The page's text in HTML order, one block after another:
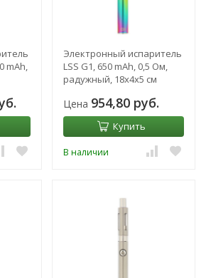
mAh,
Электронный испаритель
LSS G1, 650 mAh, 0,5 Ом,
радужный, 18х4х5 см
Цена 954,80 руб.
Купить
В наличии